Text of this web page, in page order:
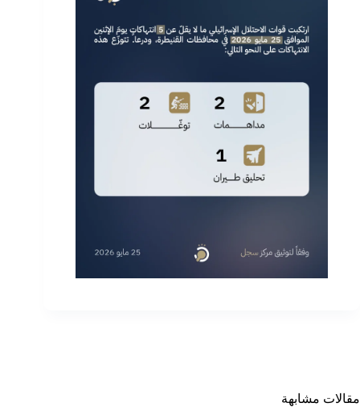
مقالات مشابهة